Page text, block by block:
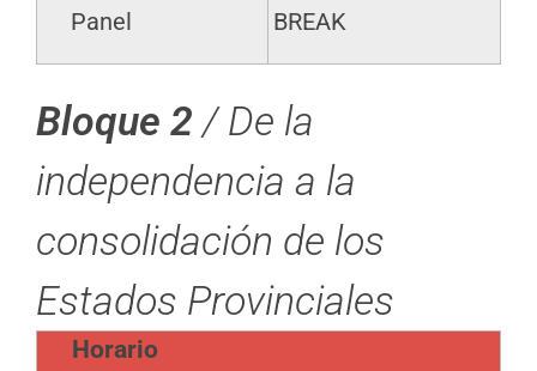
Panel BREAK
Bloque 2 / De la
independencia a la
consolidación de los
Estados Provinciales
Horario